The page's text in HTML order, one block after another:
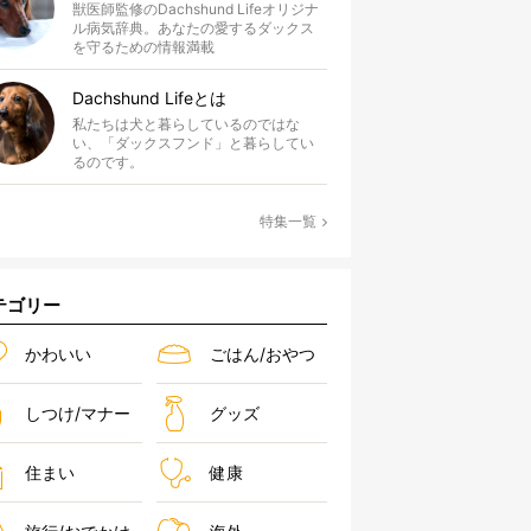
獣医師監修のDachshund Lifeオリジナ
ル病気辞典。あなたの愛するダックス
を守るための情報満載
Dachshund Lifeとは
私たちは犬と暮らしているのではな
い、「ダックスフンド」と暮らしてい
るのです。
特集一覧
ゴリー
かわいい ごはん/おやつ
しつけ/マナー グッズ
住まい 健康